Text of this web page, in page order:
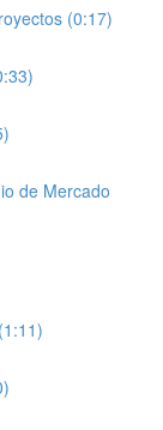
(0:17)
de Mercado